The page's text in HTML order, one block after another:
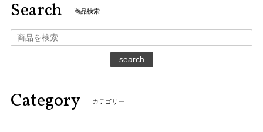
Search 商品検索
search
Category カテゴリー